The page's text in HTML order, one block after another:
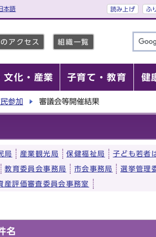
本語 読み上げ ふ
アクセス 組織一覧
文化・産業 子育て・教育 健
参加 審議会等開催結果
局 産業観光局 保健福祉局 子ども若者
教育委員会事務局 市会事務局 選挙管理
産評価審査委員会事務室
名